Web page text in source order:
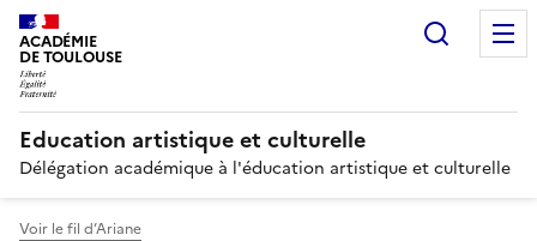
ACADÉMIE
DE TOULOUSE
Education artistique et culturelle
Délégation académique à l'éducation artistique et culturelle
Voir le fil d’Ariane